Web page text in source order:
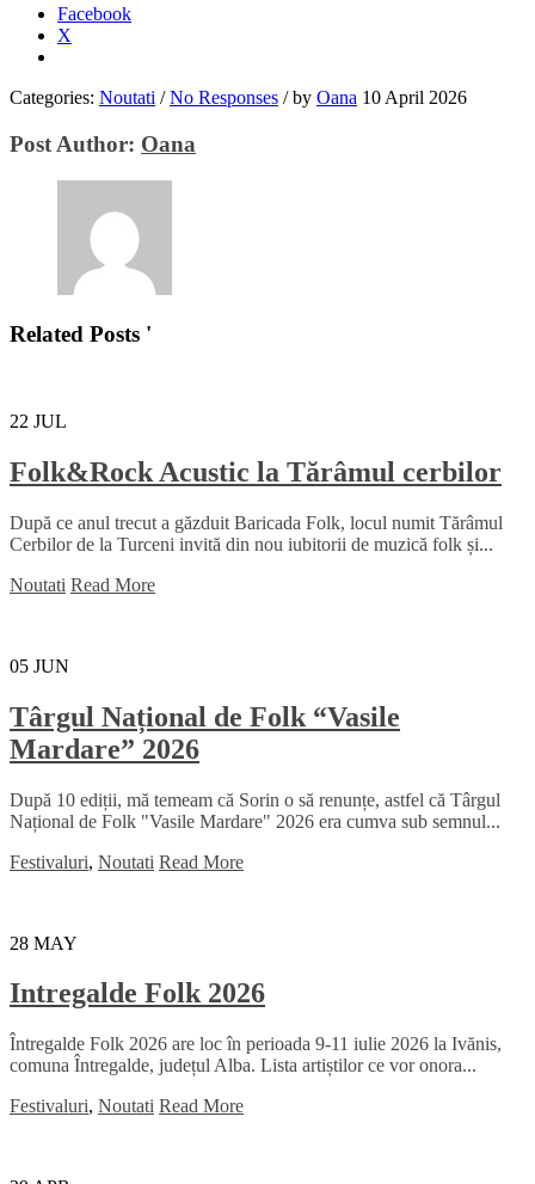
Facebook
X
Categories: Noutati / No Responses /by Oana 10 April 2026
Post Author: Oana
Related Posts '
22 JUL
Folk&Rock Acustic la Tărâmul cerbilor
După ce anul trecut a găzduit Baricada Folk, locul numit Tărâmul
Cerbilor de la Turceni invită din nou iubitorii de muzică folk și...
Noutati Read More
05 JUN
Târgul Național de Folk “Vasile
Mardare” 2026
După 10 ediții, mă temeam că Sorin o să renunțe, astfel că Târgul
Național de Folk "Vasile Mardare" 2026 era cumva sub semnul...
Festivaluri, Noutati Read More
28 MAY
Intregalde Folk 2026
Întregalde Folk 2026 are loc în perioada 9-11 iulie 2026 la Ivănis,
comuna Întregalde, județul Alba. Lista artiștilor ce vor onora...
Festivaluri, Noutati Read More